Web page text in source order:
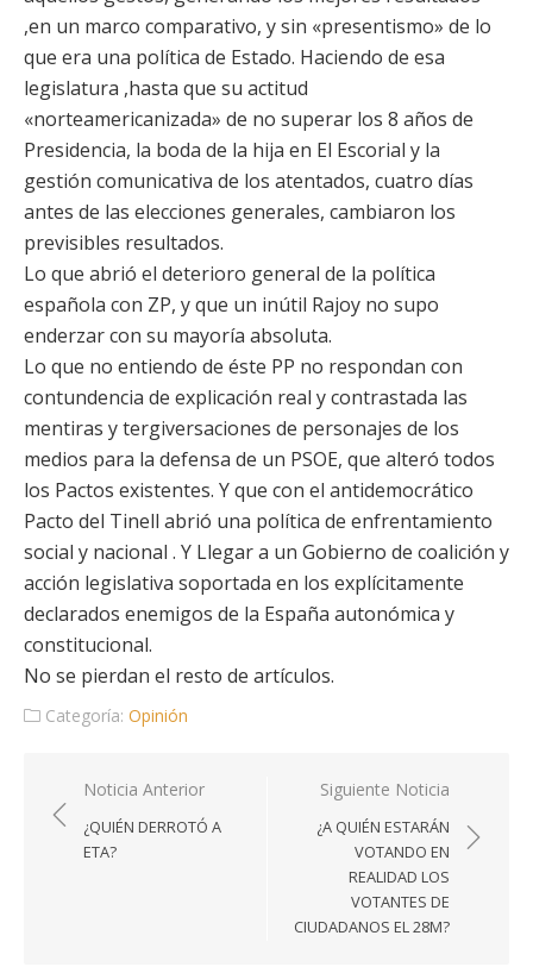
,en un marco comparativo, y sin «presentismo» de lo
que era una política de Estado. Haciendo de esa
legislatura ,hasta que su actitud
«norteamericanizada» de no superar los 8 años de
Presidencia, la boda de la hija en El Escorial y la
gestión comunicativa de los atentados, cuatro días
antes de las elecciones generales, cambiaron los
previsibles resultados.
Lo que abrió el deterioro general de la política
española con ZP, y que un inútil Rajoy no supo
enderzar con su mayoría absoluta.
Lo que no entiendo de éste PP no respondan con
contundencia de explicación real y contrastada las
mentiras y tergiversaciones de personajes de los
medios para la defensa de un PSOE, que alteró todos
los Pactos existentes. Y que con el antidemocrático
Pacto del Tinell abrió una política de enfrentamiento
social y nacional . Y Llegar a un Gobierno de coalición y
acción legislativa soportada en los explícitamente
declarados enemigos de la España autonómica y
constitucional.
No se pierdan el resto de artículos.
Categoría: Opinión
Navegación
de
entradas
Noticia Anterior
¿QUIÉN DERROTÓ A
ETA?
Siguiente Noticia
¿A QUIÉN ESTARÁN
VOTANDO EN
REALIDAD LOS
VOTANTES DE
CIUDADANOS EL 28M?